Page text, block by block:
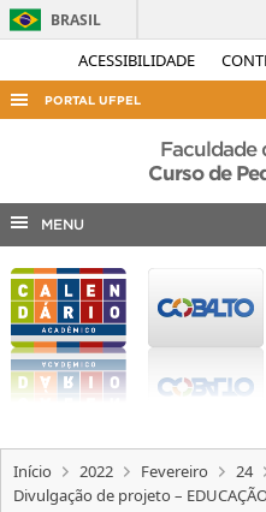
ACESSIBILIDADE
BRASIL
PORTAL UFPEL
ACESSO À INFORMAÇÃO
COBALTO
EDITAIS
INTERNACIONAL
OUVIDORIA
TELEFONES
Faculdade
Curso de
MENU
Início 2022 Fevereiro
24
Divulgação de projeto –